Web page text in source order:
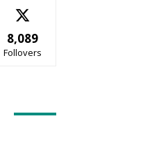
8,089
Follovers